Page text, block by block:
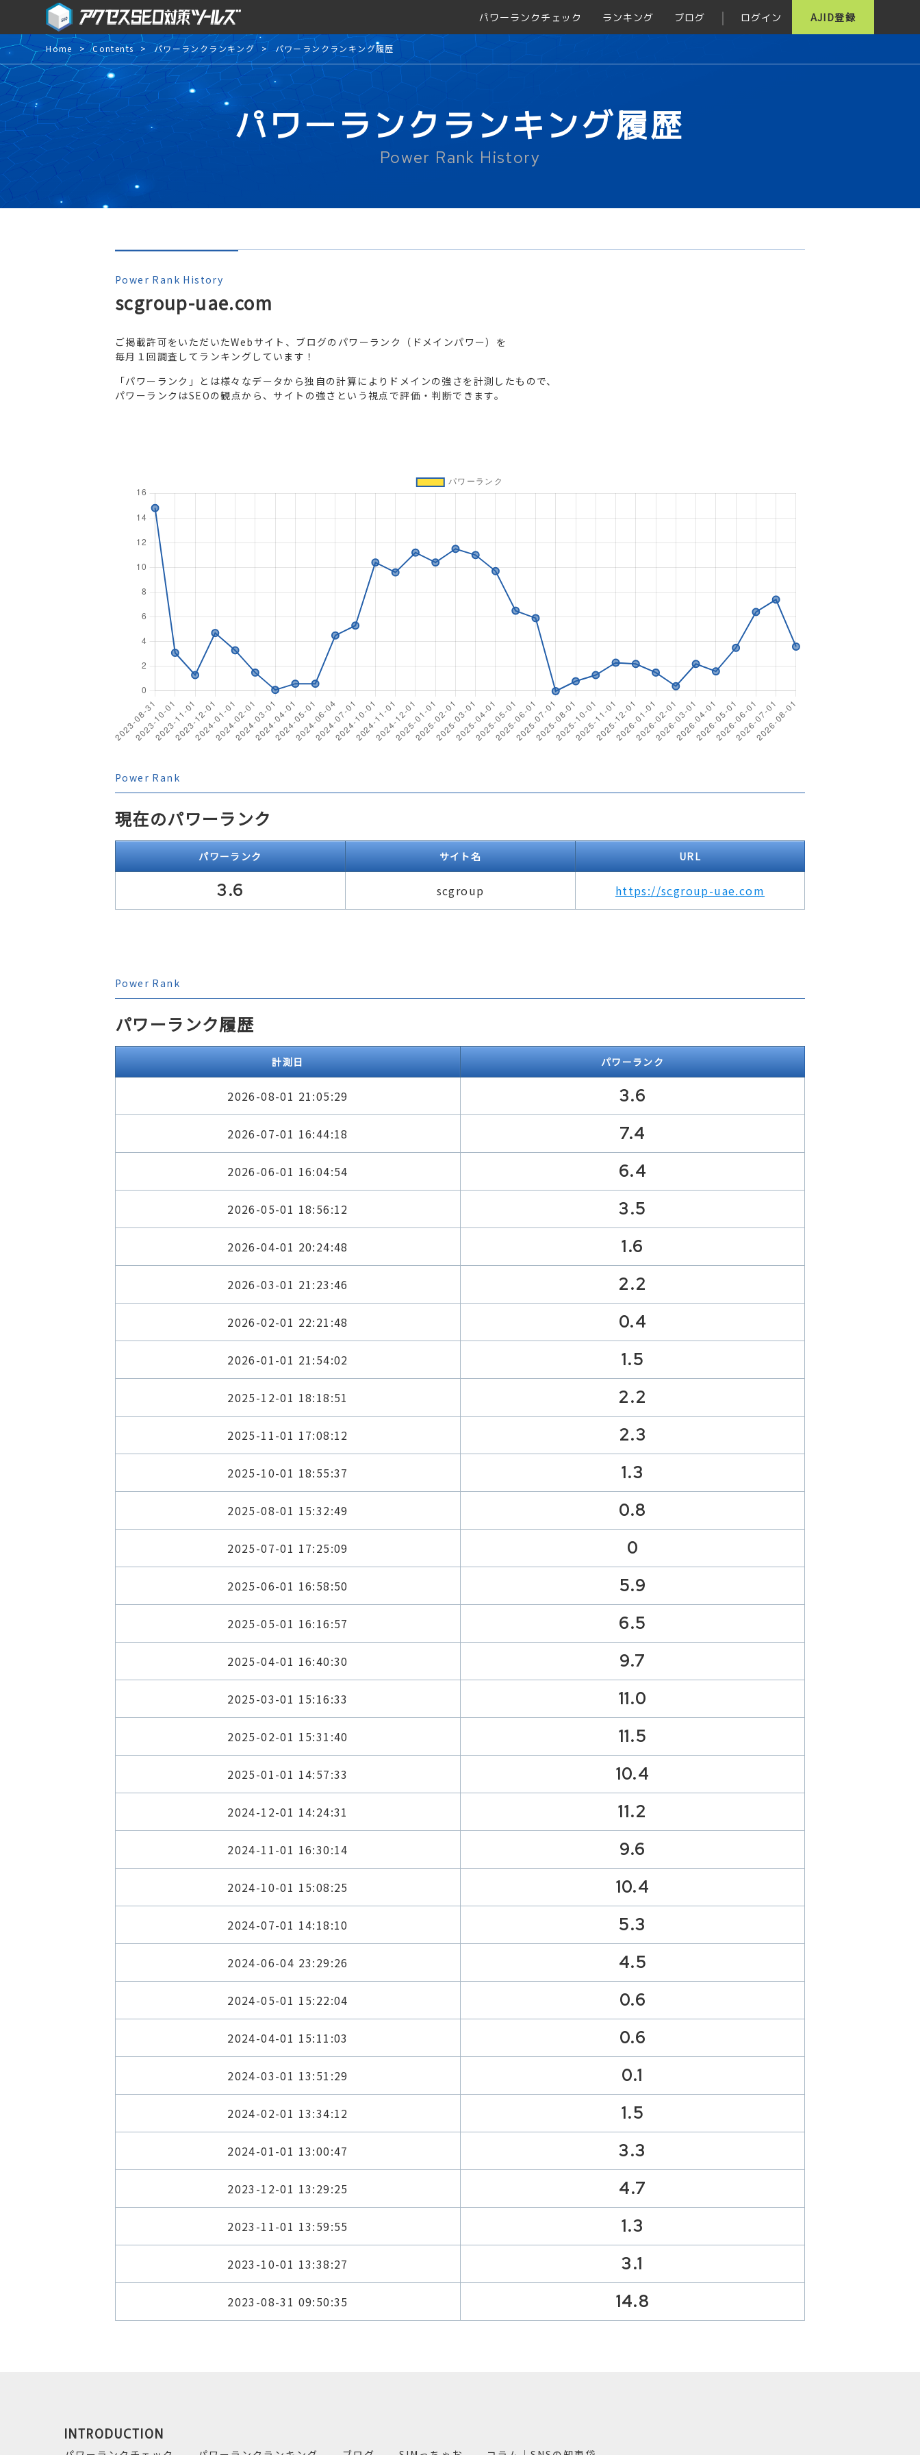
パワーランクチェック ランキング ブログ ログイン AJID登録
Home Contents パワーランクランキング パワーランクランキング履歴
パワーランクランキング履歴
Power Rank History
Power Rank History
scgroup-uae.com
ご掲載許可をいただいたWebサイト、ブログのパワーランク（ドメインパワー）を
毎月１回調査してランキングしています！
「パワーランク」とは様々なデータから独自の計算によりドメインの強さを計測したもので、
パワーランクはSEOの観点から、サイトの強さという視点で評価・判断できます。
Power Rank
現在のパワーランク
パワーランク サイト名 URL
3.6 scgroup https://scgroup-uae.com
Power Rank
パワーランク履歴
計測日 パワーランク
2026-08-01 21:05:29 3.6
2026-07-01 16:44:18 7.4
2026-06-01 16:04:54 6.4
2026-05-01 18:56:12 3.5
2026-04-01 20:24:48 1.6
2026-03-01 21:23:46 2.2
2026-02-01 22:21:48 0.4
2026-01-01 21:54:02 1.5
2025-12-01 18:18:51 2.2
2025-11-01 17:08:12 2.3
2025-10-01 18:55:37 1.3
2025-08-01 15:32:49 0.8
2025-07-01 17:25:09 0
2025-06-01 16:58:50 5.9
2025-05-01 16:16:57 6.5
2025-04-01 16:40:30 9.7
2025-03-01 15:16:33 11.0
2025-02-01 15:31:40 11.5
2025-01-01 14:57:33 10.4
2024-12-01 14:24:31 11.2
2024-11-01 16:30:14 9.6
2024-10-01 15:08:25 10.4
2024-07-01 14:18:10 5.3
2024-06-04 23:29:26 4.5
2024-05-01 15:22:04 0.6
2024-04-01 15:11:03 0.6
2024-03-01 13:51:29 0.1
2024-02-01 13:34:12 1.5
2024-01-01 13:00:47 3.3
2023-12-01 13:29:25 4.7
2023-11-01 13:59:55 1.3
2023-10-01 13:38:27 3.1
2023-08-31 09:50:35 14.8
INTRODUCTION